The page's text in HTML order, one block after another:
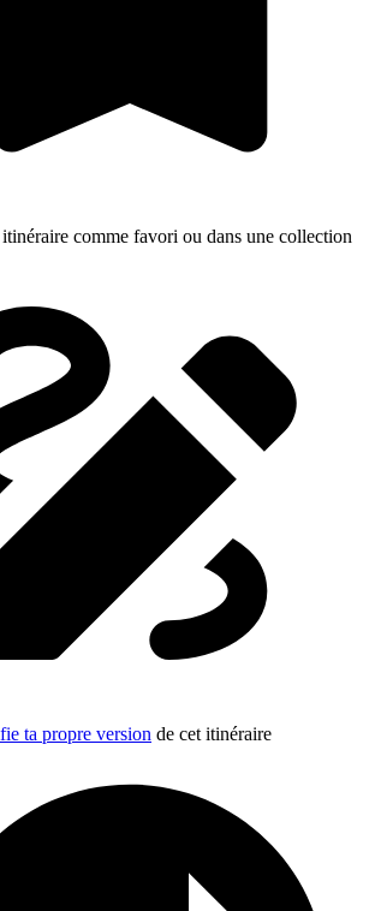
comme favori ou dans une collection
ta propre version de cet itinéraire